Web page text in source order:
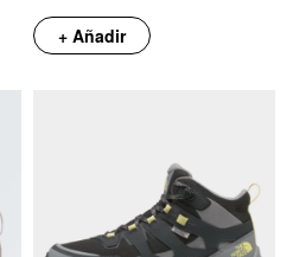
+ Añadir